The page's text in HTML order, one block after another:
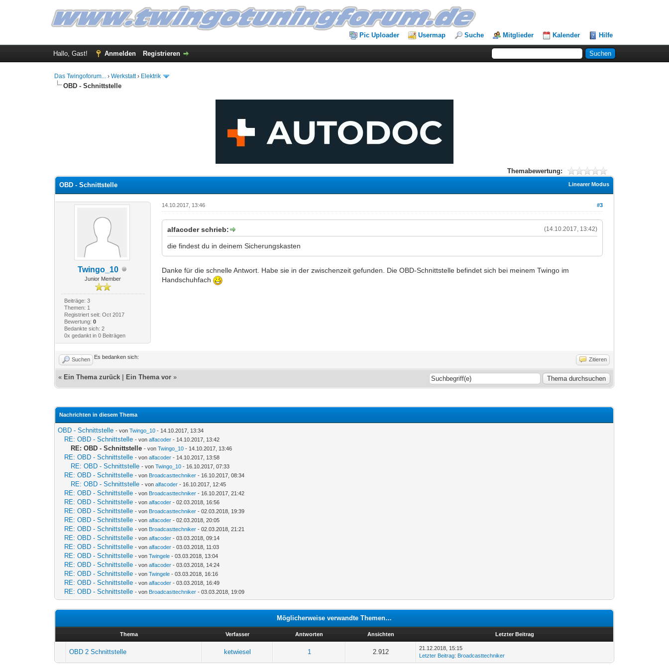
Pic Uploader Usermap Suche Mitglieder Kalender Hilfe
Hallo, Gast! Anmelden Registrieren
Das Twingoforum... ›Werkstatt› Elektrik
OBD - Schnittstelle
Themabewertung:
Linearer Modus
OBD - Schnittstelle
Twingo_10
Junior Member
Beiträge: 3
Themen: 1
Registriert seit: Oct 2017
Bewertung: 0
Bedankte sich: 2
0x gedankt in 0 Beiträgen
#3
14.10.2017, 13:46
(14.10.2017, 13:42)
alfacoder schrieb:
die findest du in deinem Sicherungskasten
Danke für die schnelle Antwort. Habe sie in der zwischenzeit gefunden. Die OBD-Schnittstelle befindet sich bei meinem Twingo im
Handschuhfach
Suchen Zitieren
Es bedanken sich:
« Ein Thema zurück Ein Thema vor »
Nachrichten in diesem Thema
OBD - Schnittstelle - vonTwingo_10 - 14.10.2017, 13:34
RE: OBD - Schnittstelle - vonalfacoder - 14.10.2017, 13:42
RE: OBD - Schnittstelle - vonTwingo_10 - 14.10.2017, 13:46
RE: OBD - Schnittstelle - vonalfacoder - 14.10.2017, 13:58
RE: OBD - Schnittstelle - vonTwingo_10 - 16.10.2017, 07:33
RE: OBD - Schnittstelle - von Broadcasttechniker - 16.10.2017, 08:34
RE: OBD - Schnittstelle - vonalfacoder - 16.10.2017, 12:45
RE: OBD - Schnittstelle - von Broadcasttechniker - 16.10.2017, 21:42
RE: OBD - Schnittstelle - vonalfacoder - 02.03.2018, 16:56
RE: OBD - Schnittstelle - von Broadcasttechniker - 02.03.2018, 19:39
RE: OBD - Schnittstelle - vonalfacoder - 02.03.2018, 20:05
RE: OBD - Schnittstelle - von Broadcasttechniker - 02.03.2018, 21:21
RE: OBD - Schnittstelle - vonalfacoder - 03.03.2018, 09:14
RE: OBD - Schnittstelle - vonalfacoder - 03.03.2018, 11:03
RE: OBD - Schnittstelle - vonTwingele - 03.03.2018, 13:04
RE: OBD - Schnittstelle - vonalfacoder - 03.03.2018, 14:24
RE: OBD - Schnittstelle - vonTwingele - 03.03.2018, 16:16
RE: OBD - Schnittstelle - vonalfacoder - 03.03.2018, 16:49
RE: OBD - Schnittstelle - von Broadcasttechniker - 03.03.2018, 19:09
Möglicherweise verwandte Themen…
Thema Verfasser Antworten Ansichten Letzter Beitrag
OBD 2 Schnittstelle ketwiesel 1 2.912
21.12.2018, 15:15
Letzter Beitrag: Broadcasttechniker